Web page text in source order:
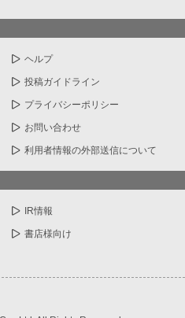
ヘルプ
投稿ガイドライン
プライバシーポリシー
お問い合わせ
利用者情報の外部送信について
IR情報
書店様向け